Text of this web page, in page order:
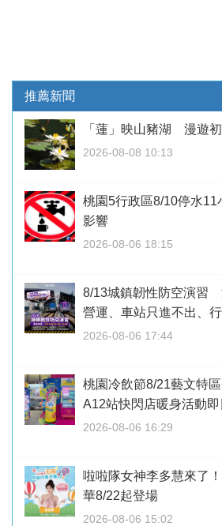
推薦新聞
「蓮」映山豬湖 漫遊
2026-08-08 10:13
桃園5行政區8/10停水
影響
2026-08-06 18:15
8/13城鎮韌性防空演習
營運、車站只進不出、
2026-08-06 17:44
桃園冷飲節8/21藝文特
A12站快閃店暖身活動
2026-08-06 16:29
啦啦隊女神李多慧來了
華8/22起登場
2026-08-06 15:02